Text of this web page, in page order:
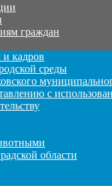
граждан
кадров
среды
с
области